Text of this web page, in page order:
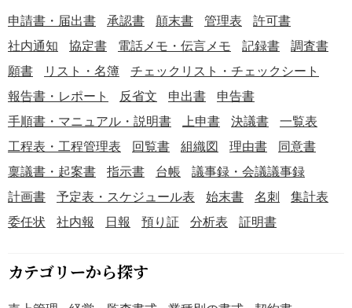
申請書・届出書 承認書 顛末書 管理表
許可書
社内通知
協定書 電話メモ・伝言メモ 記録書
調査書
願書
リスト・名簿
チェックリスト・チェックシート
報告書・レポート
反省文 申出書
申告書
手順書・マニュアル・説明書
上申書 決議書
一覧表
工程表・工程管理表
回覧書 組織図 理由書
同意書
稟議書・起案書
指示書 台帳
議事録・会議議事録
計画書
予定表・スケジュール表 始末書 名刺
集計表
委任状
社内報 日報 預り証 分析表 証明書
カテゴリーから探す